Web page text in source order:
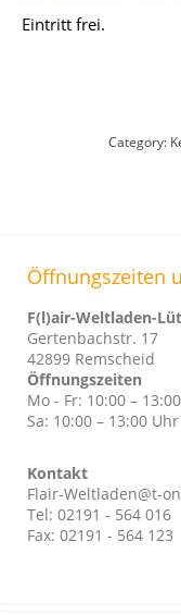
Eintritt frei.
Category:
Öffnungszeiten
F(l)air-Weltladen-
Gertenbachstr. 17
42899 Remscheid
Öffnungszeiten
Mo - Fr: 10:00 –
Sa: 10:00 – 13:00 Uhr
Kontakt
Flair-Weltladen@t-
Tel: 02191 - 564 016
Fax: 02191 - 564 123